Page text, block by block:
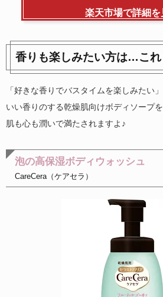
楽天市場で詳細を
香りも楽しみたい方は…これ
「好きな香りでバスタイムを楽しみたい
いい香りのする乾燥肌向けボディソープを
肌も心も潤いで満たされますよ♪
泡の高保湿ボディウォッシュ
CareCera（ケアセラ）